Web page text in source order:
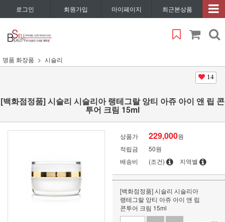
로그인 회원가입 마이페이지 최근본상품
명품 화장품 시슬리
14
[백화점정품] 시슬리 시슬리아 랭테그랄 앙티 아쥬 아이 앤 립 콘
투어 크림 15ml
상품가 229,000원
적립금
50원
배송비
(조건) 지역별
[백화점정품] 시슬리 시슬리아
랭테그랄 앙티 아쥬 아이 앤 립
콘투어 크림 15ml